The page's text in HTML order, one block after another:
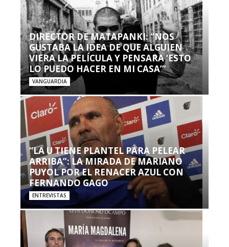
DIRECTOR DE MATAPANKI: “NOS
GUSTABA LA IDEA DE QUE ALGUIEN
VIERA LA PELÍCULA Y PENSARA ‘ESTO
LO PUEDO HACER EN MI CASA’”
VANGUARDIA
“LA U TIENE PLANTEL PARA PELEAR
ARRIBA”: LA MIRADA DE MARIANO
PUYOL POR EL RENACER AZUL CON
FERNANDO GAGO
ENTREVISTAS